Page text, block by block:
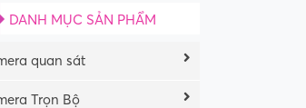
DANH MỤC SẢN PHẨM
quan sát
Trọn Bộ